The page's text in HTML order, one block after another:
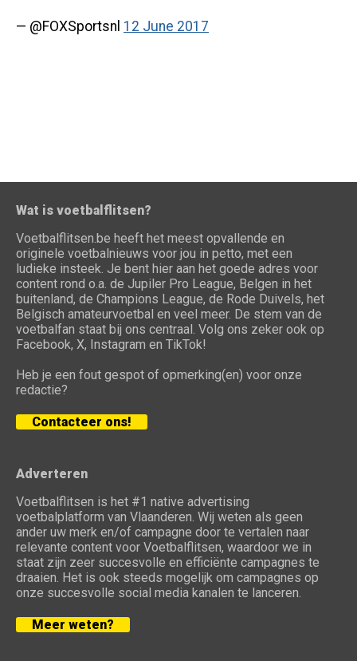
— @FOXSportsnl 12 June 2017
Wat is voetbalflitsen?
Voetbalflitsen.be heeft het meest opvallende en
originele voetbalnieuws voor jou in petto, met een
ludieke insteek. Je bent hier aan het goede adres voor
content rond o.a. de Jupiler Pro League, Belgen in het
buitenland, de Champions League, de Rode Duivels, het
Belgisch amateurvoetbal en veel meer. De stem van de
voetbalfan staat bij ons centraal. Volg ons zeker ook op
Facebook, X, Instagram en TikTok!
Heb je een fout gespot of opmerking(en) voor onze
redactie?
Contacteer ons!
Adverteren
Voetbalflitsen is het #1 native advertising
voetbalplatform van Vlaanderen. Wij weten als geen
ander uw merk en/of campagne door te vertalen naar
relevante content voor Voetbalflitsen, waardoor we in
staat zijn zeer succesvolle en efficiënte campagnes te
draaien. Het is ook steeds mogelijk om campagnes op
onze succesvolle social media kanalen te lanceren.
Meer weten?